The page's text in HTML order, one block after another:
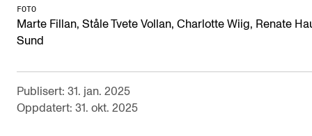
Om Norges musikkhøgskole
Kontakt oss
For ansatte og studenter
FOTO
Marte Fillan, Ståle Tvete Vollan, Charlotte Wiig, Renate
Sund
Publisert: 31. jan. 2025
Oppdatert: 31. okt. 2025